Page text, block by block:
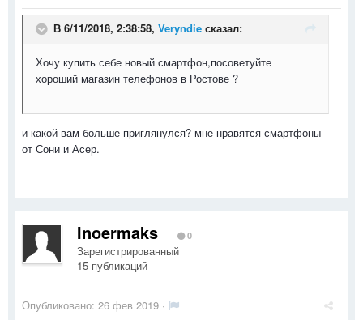
В 6/11/2018, 2:38:58, Veryndie сказал:
Хочу купить себе новый смартфон,посоветуйте
хороший магазин телефонов в Ростове ?
и какой вам больше приглянулся? мне нравятся смартфоны
от Сони и Асер.
Inoermaks 0
Зарегистрированный
15 публикаций
Опубликовано: 26 фев 2019 ·